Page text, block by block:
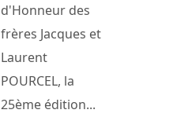
d'Honneur des
frères Jacques et
Laurent
POURCEL, la
25ème édition...